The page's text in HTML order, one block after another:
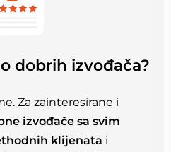
dobrih izvođača?
Za zainteresirane i
izvođače sa svim
klijenata i